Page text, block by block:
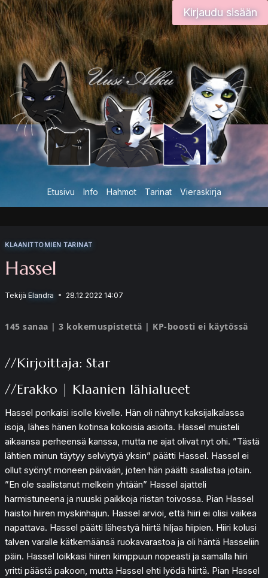
Siirry
sisältöön
Kirjaudu sisään
Etusivu Info Hahmot Tarinat Vieraskirja
KLAANITTOMIEN TARINAT
Hassel
Tekijä Elandra 28.12.2022 14:07
145 sanaa | 3 kokemuspistettä | KP-boosti ei käytössä
//Kirjoittaja: Star
//Erakko | Klaanien lähialueet
Hassel ponkaisi isolle kivelle. Hän oli nähnyt kaksijalkalassa
isoja, lähes hänen kotinsa kokoisia asioita. Hassel muisteli
aikaansa perheensä kanssa, mutta ne ajat olivat nyt ohi. ”Tästä
lähtien minun täytyy selviytyä yksin” päätti Hassel. Hassel ei
ollut syönyt moneen päivään, joten hän päätti saalistaa jotain.
”En ole saalistanut melkein yhtään” Hassel ajatteli
harmistuneena ja nuuski paikkoja riistan toivossa. Pian Hassel
haistoi hiiren myskinhajun. Hassel arvioi, että hiiri ei olisi vaikea
napattava. Hassel päätti lähestyä hiirtä hiljaa hiipien. Hiiri kolusi
talven varalle kätkemäänsä ruokavarastoa ja oli häntä Hasseliin
päin. Hassel loikkasi hiiren kimppuun nopeasti ja samalla hiiri
yritti päästä pakoon, mutta Hassel ehti lyödä hiirtä. Pian Hassel